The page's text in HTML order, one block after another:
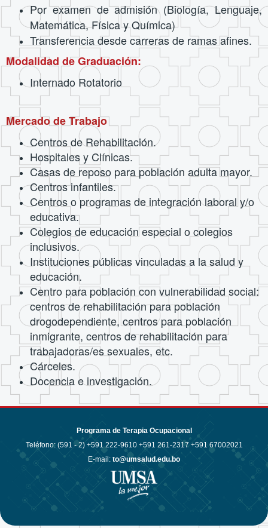
Por examen de admisión (Biología, Lenguaje,
Matemática, Física y Química)
Transferencia desde carreras de ramas afines.
Modalidad de Graduación:
Internado Rotatorio
Mercado de Trabajo
Centros de Rehabilitación.
Hospitales y Clínicas.
Casas de reposo para población adulta mayor.
Centros infantiles.
Centros o programas de integración laboral y/o
educativa.
Colegios de educación especial o colegios
inclusivos.
Instituciones públicas vinculadas a la salud y
educación.
Centro para población con vulnerabilidad social:
centros de rehabilitación para población
drogodependiente, centros para población
inmigrante, centros de rehabilitación para
trabajadoras/es sexuales, etc.
Cárceles.
Docencia e investigación.
Programa de Terapia Ocupacional
Teléfono: (591 - 2) +591 222-9610 +591 261-2317 +591 67002021
E-mail: to@umsalud.edu.bo